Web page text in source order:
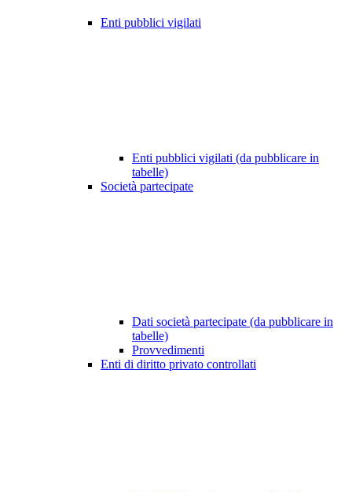
Enti pubblici vigilati
Enti pubblici vigilati (da pubblicare in
tabelle)
Società partecipate
Dati società partecipate (da pubblicare in
tabelle)
Provvedimenti
Enti di diritto privato controllati